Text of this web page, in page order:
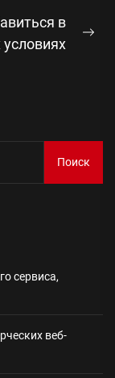
в
Поиск
сервиса,
веб-